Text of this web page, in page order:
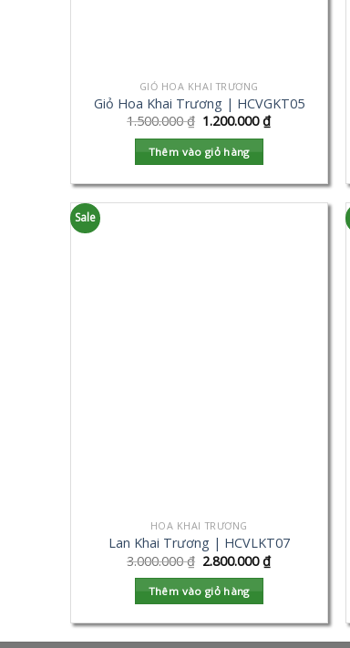
GIỎ HOA KHAI TRƯƠNG
Giỏ Hoa Khai Trương | HCVGKT05
1.500.000₫ 1.200.000₫
Thêm vào giỏ hàng
Sale
HOA KHAI TRƯƠNG
Lan Khai Trương | HCVLKT07
3.000.000₫ 2.800.000₫
Thêm vào giỏ hàng